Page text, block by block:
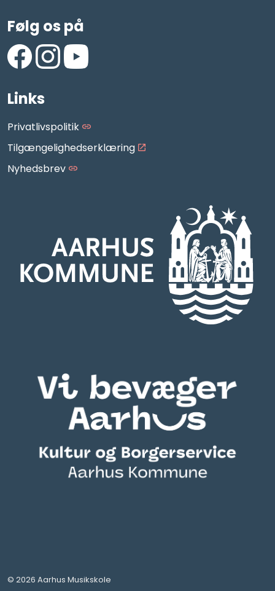
Følg os på
Links
Privatlivspolitik
Tilgængelighedserklæring
Nyhedsbrev
© 2026 Aarhus Musikskole